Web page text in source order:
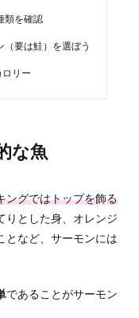
類を確認
要は鮭）を選ぼう
リー
な魚
ングではトップを飾る
りとした身、オレンジ
となど、サーモンには
であることがサーモン